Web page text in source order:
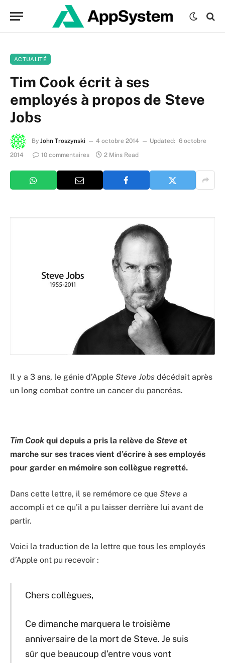
ACTUALITÉ
Tim Cook écrit à ses
employés à propos de Steve
Jobs
By John Troszynski 4 octobre 2014 Updated: 6 octobre
2014
10 commentaires 2 Mins Read
Il y a 3 ans, le génie d’Apple Steve Jobs décédait après
un long combat contre un cancer du pancréas.
Tim Cookqui depuis a pris la relève de Steve et
marche sur ses traces vient d’écrire à ses employés
pour garder en mémoire son collègue regretté.
Dans cette lettre, il se remémore ce que Steve a
accompli et ce qu’il a pu laisser derrière lui avant de
partir.
Voici la traduction de la lettre que tous les employés
d’Apple ont pu recevoir :
Chers collègues,
Ce dimanche marquera le troisième
anniversaire de la mort de Steve. Je suis
sûr que beaucoup d’entre vous vont